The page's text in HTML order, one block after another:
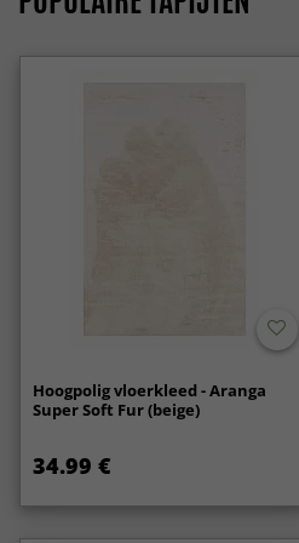
Hoogpolig vloerkleed - Aranga
Super Soft Fur (beige)
34.99 €